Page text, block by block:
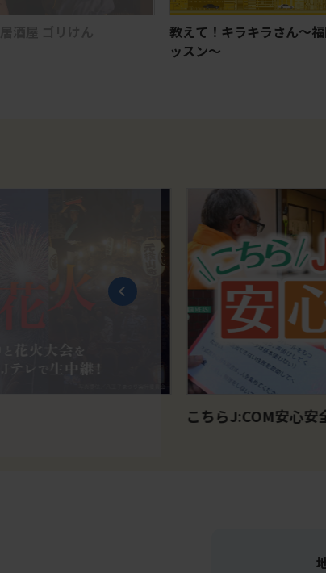
教えて！キラキラさん～福
ッスン～
こちらJ:COM安心安全